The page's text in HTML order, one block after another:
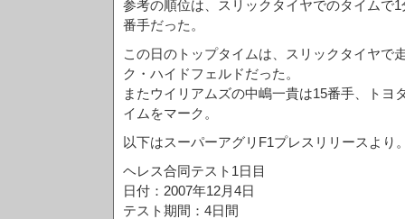
参考の順位は、スリックタイヤでのタイムで
番手だった。
この日のトップタイムは、スリックタイヤで
ク・ハイドフェルドだった。
またウイリアムズの中嶋一貴は15番手、トヨ
イムをマーク。
以下はスーパーアグリF1プレスリリースより
ヘレス合同テスト1日目
日付：2007年12月4日
テスト期間：4日間